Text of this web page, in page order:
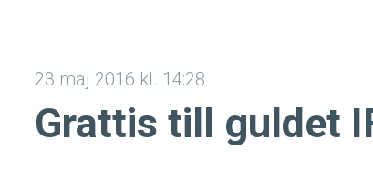
23 maj 2016 kl. 14:28
Grattis till guldet